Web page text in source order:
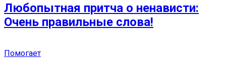
Любопытная притча о ненависти:
Очень правильные слова!
Помогает